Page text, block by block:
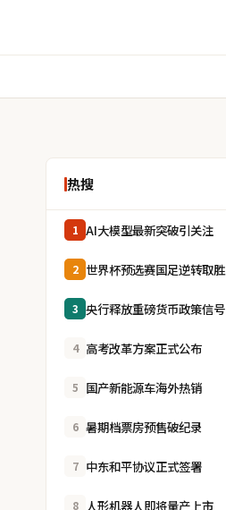
热搜
1 AI大模型最新突破引关注
2 世界杯预选赛国足逆转取胜
3 央行释放重磅货币政策信号
4 高考改革方案正式公布
5 国产新能源车海外热销
6 暑期档票房预售破纪录
7 中东和平协议正式签署
8 人形机器人即将量产上市